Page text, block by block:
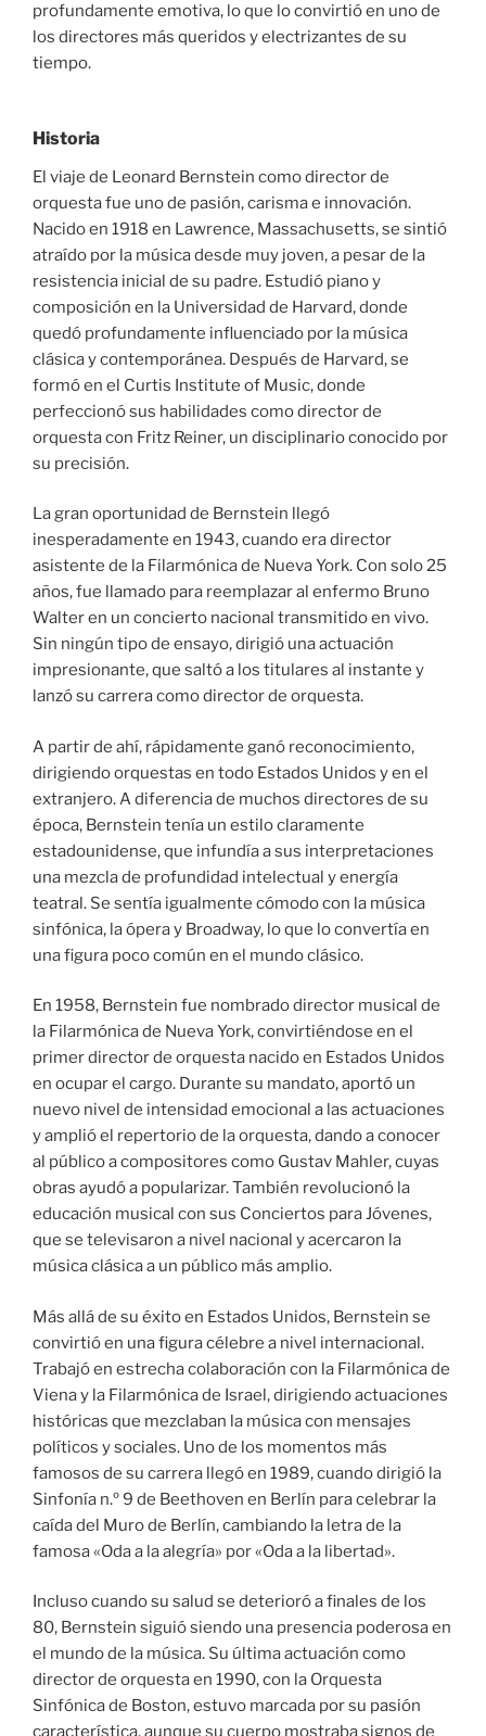
profundamente emotiva, lo que lo convirtió en uno de
los directores más queridos y electrizantes de su
tiempo.
Historia
El viaje de Leonard Bernstein como director de
orquesta fue uno de pasión, carisma e innovación.
Nacido en 1918 en Lawrence, Massachusetts, se sintió
atraído por la música desde muy joven, a pesar de la
resistencia inicial de su padre. Estudió piano y
composición en la Universidad de Harvard, donde
quedó profundamente influenciado por la música
clásica y contemporánea. Después de Harvard, se
formó en el Curtis Institute of Music, donde
perfeccionó sus habilidades como director de
orquesta con Fritz Reiner, un disciplinario conocido por
su precisión.
La gran oportunidad de Bernstein llegó
inesperadamente en 1943, cuando era director
asistente de la Filarmónica de Nueva York. Con solo 25
años, fue llamado para reemplazar al enfermo Bruno
Walter en un concierto nacional transmitido en vivo.
Sin ningún tipo de ensayo, dirigió una actuación
impresionante, que saltó a los titulares al instante y
lanzó su carrera como director de orquesta.
A partir de ahí, rápidamente ganó reconocimiento,
dirigiendo orquestas en todo Estados Unidos y en el
extranjero. A diferencia de muchos directores de su
época, Bernstein tenía un estilo claramente
estadounidense, que infundía a sus interpretaciones
una mezcla de profundidad intelectual y energía
teatral. Se sentía igualmente cómodo con la música
sinfónica, la ópera y Broadway, lo que lo convertía en
una figura poco común en el mundo clásico.
En 1958, Bernstein fue nombrado director musical de
la Filarmónica de Nueva York, convirtiéndose en el
primer director de orquesta nacido en Estados Unidos
en ocupar el cargo. Durante su mandato, aportó un
nuevo nivel de intensidad emocional a las actuaciones
y amplió el repertorio de la orquesta, dando a conocer
al público a compositores como Gustav Mahler, cuyas
obras ayudó a popularizar. También revolucionó la
educación musical con sus Conciertos para Jóvenes,
que se televisaron a nivel nacional y acercaron la
música clásica a un público más amplio.
Más allá de su éxito en Estados Unidos, Bernstein se
convirtió en una figura célebre a nivel internacional.
Trabajó en estrecha colaboración con la Filarmónica de
Viena y la Filarmónica de Israel, dirigiendo actuaciones
históricas que mezclaban la música con mensajes
políticos y sociales. Uno de los momentos más
famosos de su carrera llegó en 1989, cuando dirigió la
Sinfonía n.º 9 de Beethoven en Berlín para celebrar la
caída del Muro de Berlín, cambiando la letra de la
famosa «Oda a la alegría» por «Oda a la libertad».
Incluso cuando su salud se deterioró a finales de los
80, Bernstein siguió siendo una presencia poderosa en
el mundo de la música. Su última actuación como
director de orquesta en 1990, con la Orquesta
Sinfónica de Boston, estuvo marcada por su pasión
característica, aunque su cuerpo mostraba signos de